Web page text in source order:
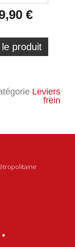
€
le produit
Leviers
frein
*